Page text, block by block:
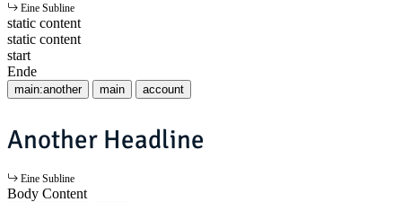
Eine Subline
static content
static content
start
Ende
main:another main account
Another Headline
Eine Subline
Body Content